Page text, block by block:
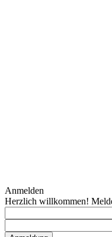
Anmelden
Herzlich willkommen!